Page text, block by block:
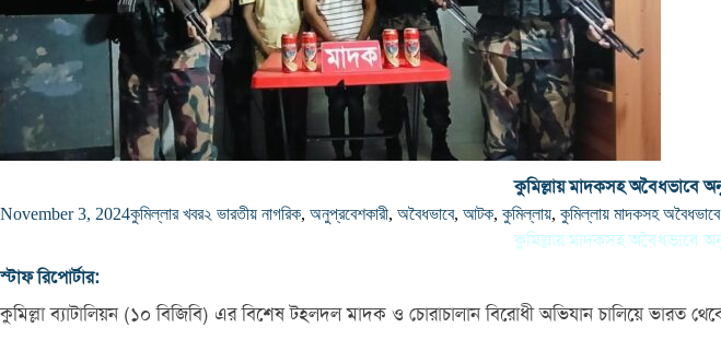
কুমিল্লায় মাদকসহ অবৈধভাবে
November 3, 2024কুমিল্লার খবর২ ভারতীয় নাগরিক, অনুপ্রবেশকারী, অবৈধভাবে, আটক, কুমিল্লায়, কুমিল্লায় মাদকসহ
কুমিল্লায় মাদকসহ অবৈধভাবে
স্টাফ রিপোর্টার:
কুমিল্লা ব্যাটালিয়ন (১০ বিজিবি) এর বিশেষ টহলদল মাদক ও চোরাচালান বিরোধী অভিযান চালিয়ে